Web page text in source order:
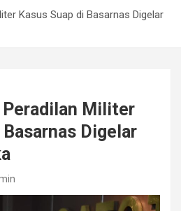
Kasus Suap di Basarnas Digelar
Peradilan Militer
Basarnas Digelar